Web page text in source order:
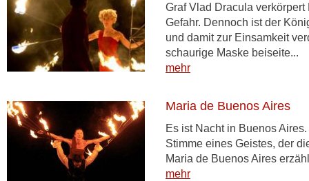
Graf Vlad Dracula
Gefahr. Dennoch ist der
und damit zur Einsamkeit
schaurige Maske beiseite...
mehr
Maria de Buenos Aires
Es ist Nacht in Buenos
Stimme eines Geistes, der
Maria de Buenos Aires
mehr